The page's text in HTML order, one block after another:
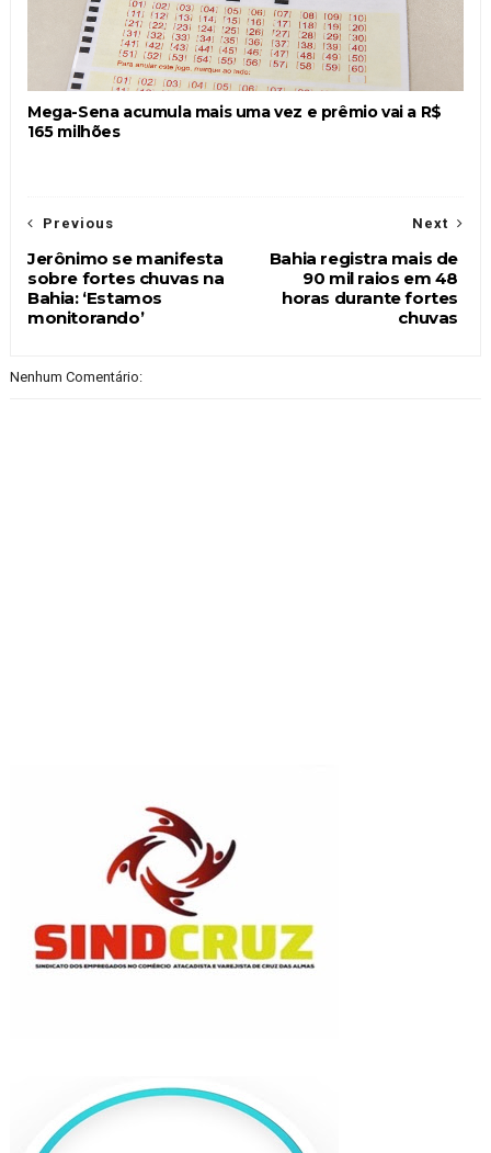
Mega-Sena acumula mais uma vez e prêmio vai a R$
165 milhões
Next
Bahia registra mais de
90 mil raios em 48
horas durante fortes
chuvas
Previous
Jerônimo se manifesta
sobre fortes chuvas na
Bahia: ‘Estamos
monitorando’
Nenhum Comentário: